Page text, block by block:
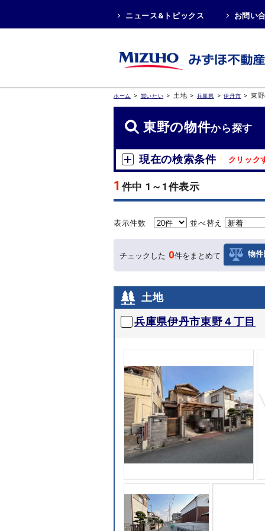
ニュース&トピックス お問い
ホーム > 買いたい > 土地 > 兵庫県 > 伊丹市 > 東
東野の物件から探す
現在の検索条件 クリック
1 件中 1～1件表示
表示件数 並べ替え
チェックした 0件をまとめて 物件
土地
兵庫県伊丹市東野４丁目